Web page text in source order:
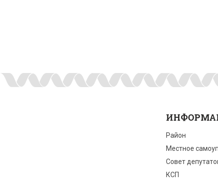
Район
Местное
Совет
КСП